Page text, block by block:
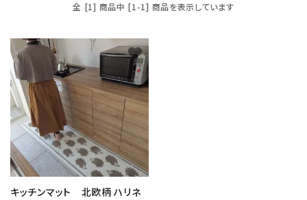
全 [1] 商品中 [1-1] 商品を表示しています
キッチンマット 北欧柄 ハリネ
favorite